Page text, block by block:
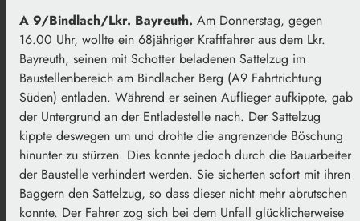
A 9/Bindlach/Lkr. Bayreuth. Am Donnerstag, gegen
16.00 Uhr, wollte ein 68jähriger Kraftfahrer aus dem Lkr.
Bayreuth, seinen mit Schotter beladenen Sattelzug im
Baustellenbereich am Bindlacher Berg (A9 Fahrtrichtung
Süden) entladen. Während er seinen Auflieger aufkippte, gab
der Untergrund an der Entladestelle nach. Der Sattelzug
kippte deswegen um und drohte die angrenzende Böschung
hinunter zu stürzen. Dies konnte jedoch durch die Bauarbeiter
der Baustelle verhindert werden. Sie sicherten sofort mit ihren
Baggern den Sattelzug, so dass dieser nicht mehr abrutschen
konnte. Der Fahrer zog sich bei dem Unfall glücklicherweise